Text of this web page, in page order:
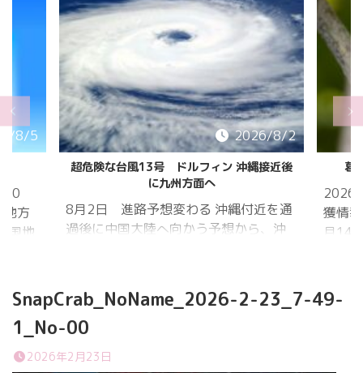
8/5
20
方
国地
2026/8/2
超危険な台風13号 ドルフィン 沖縄接近後
に九州方面へ
8月2日 進路予想変わる 沖縄付近を通
過後に中国大陸へ向かう予想から、沖
ヨーロッパ中
期予報センター 気象庁 8月31日
近海で猛烈な勢力へ 台風13号は、今
葛
2026
獲情
月14
か、
はか
いる
SnapCrab_NoName_2026-2-23_7-49-
1_No-00
2026年2月23日